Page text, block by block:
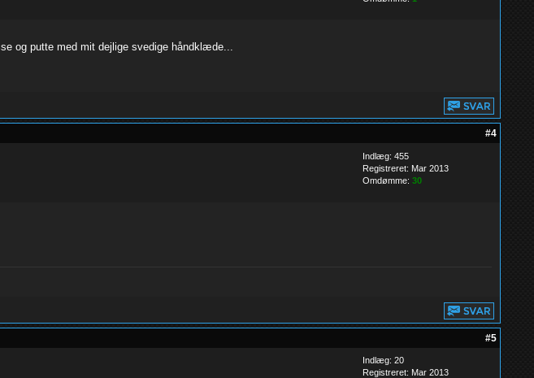
og putte med mit dejlige svedige håndklæde...
#4
Indlæg: 455
Registreret: Mar 2013
Omdømme: 30
#5
Indlæg: 20
Registreret: Mar 2013